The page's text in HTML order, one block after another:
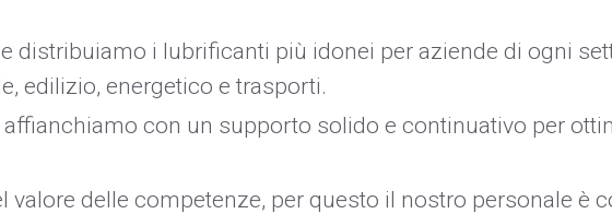
distribuiamo i lubrificanti più idonei per aziende di ogni
edilizio, energetico e trasporti.
affianchiamo con un supporto solido e continuativo per
valore delle competenze, per questo il nostro personale è